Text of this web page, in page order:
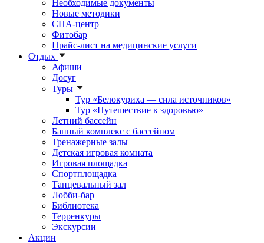
Необходимые документы
Новые методики
СПА-центр
Фитобар
Прайс-лист на медицинские услуги
Отдых
Афиши
Досуг
Туры
Тур «Белокуриха — сила источников»
Тур «Путешествие к здоровью»
Летний бассейн
Банный комплекс с бассейном
Тренажерные залы
Детская игровая комната
Игровая площадка
Спортплощадка
Танцевальный зал
Лобби-бар
Библиотека
Терренкуры
Экскурсии
Акции